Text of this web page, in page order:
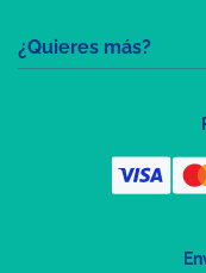
¿Quieres más?